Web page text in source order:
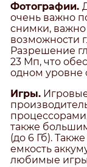
Фотографии.
очень важно
снимки,
возможности
Разрешение
23 Мп, что
одном уровне
Игры.
также
(до 6 Гб).
емкость
любимые игры